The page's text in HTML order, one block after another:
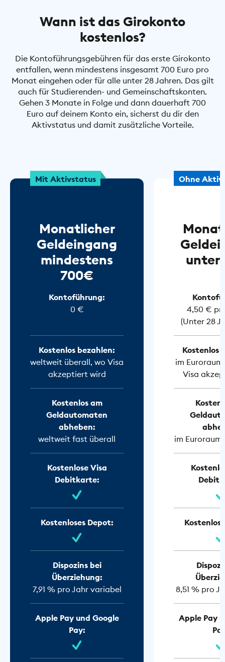
Wann ist das Girokonto
kostenlos?
Die Kontoführungsgebühren für das erste Girokonto
entfallen, wenn mindestens insgesamt 700 Euro pro
Monat eingehen oder für alle unter 28 Jahren. Das gilt
auch für Studierenden- und Gemeinschaftskonten.
Gehen 3 Monate in Folge und dann dauerhaft 700
Euro auf deinem Konto ein, sicherst du dir den
Aktivstatus und damit zusätzliche Vorteile.
Mit Aktivstatus
Monatlicher
Geldeingang
mindestens
700€
Kontoführung:
0 €
Kostenlos bezahlen:
weltweit überall, wo Visa
akzeptiert wird
Kostenlos am
Geldautomaten
abheben:
weltweit fast überall
Kostenlose Visa
Debitkarte:
Kostenloses Depot:
Dispozins bei
Überziehung:
7,91 % pro Jahr variabel
Apple Pay und Google
Pay:
Ohne
unter
4,50 €
(Unter 28
Kostenlos
im
Visa
im
8,51 % pro
Apple Pay